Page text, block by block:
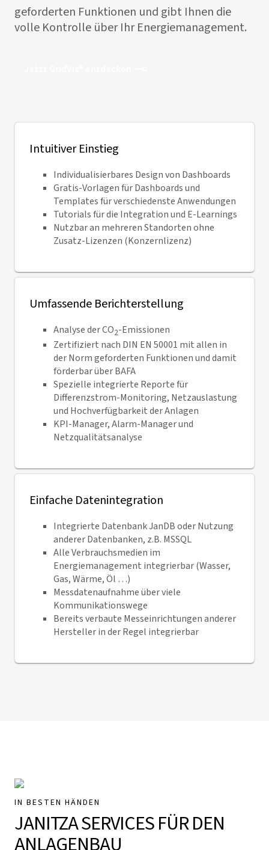
geforderten Funktionen und gibt Ihnen die
volle Kontrolle über Ihr Energiemanagement.
Intuitiver Einstieg
Individualisierbares Design von Dashboards
Gratis-Vorlagen für Dashboards und
Templates für verschiedenste Anwendungen
Tutorials für die Integration und E-Learnings
Nutzbar an mehreren Standorten ohne
Zusatz-Lizenzen (Konzernlizenz)
Umfassende Berichterstellung
Analyse der CO2-Emissionen
Zertifiziert nach DIN EN 50001 mit allen in
der Norm geforderten Funktionen und damit
förderbar über BAFA
Spezielle integrierte Reporte für
Differenzstrom-Monitoring, Netzauslastung
und Hochverfügbarkeit der Anlagen
KPI-Manager, Alarm-Manager und
Netzqualitätsanalyse
Einfache Datenintegration
Integrierte Datenbank JanDB oder Nutzung
anderer Datenbanken, z.B. MSSQL
Alle Verbrauchsmedien im
Energiemanagement integrierbar (Wasser,
Gas, Wärme, Öl …)
Messdatenaufnahme über viele
Kommunikationswege
Bereits verbaute Messeinrichtungen anderer
Hersteller in der Regel integrierbar
IN BESTEN HÄNDEN
JANITZA SERVICES FÜR DEN